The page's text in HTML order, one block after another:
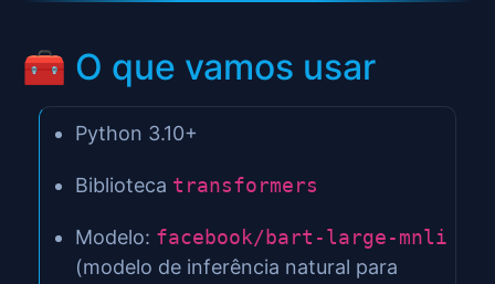
🧰 O que vamos usar
Python 3.10+
Biblioteca transformers
Modelo: facebook/bart-large-mnli
(modelo de inferência natural para